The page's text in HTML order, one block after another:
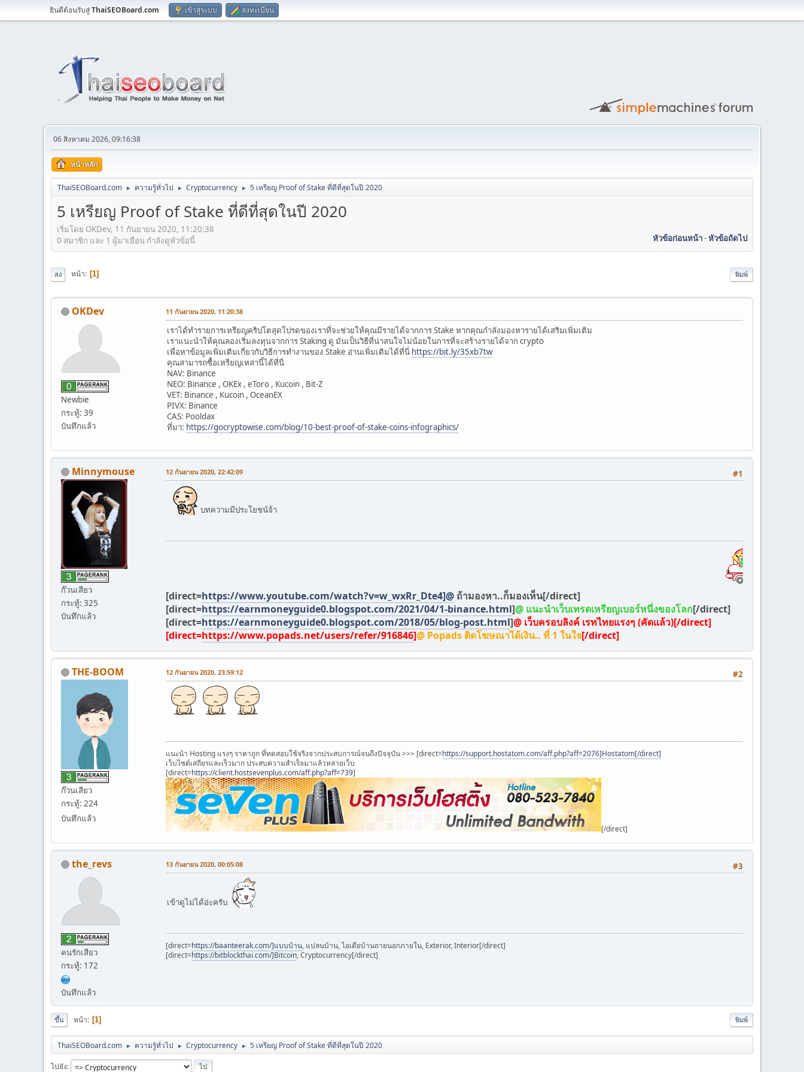
ยินดีต้อนรับสู่ThaiSEOBoard.com เข้าสู่ระบบ ลงทะเบียน
06 สิงหาคม 2026, 09:16:38
หน้าหลัก
ThaiSEOBoard.com ► ความรู้ทั่วไป ► Cryptocurrency ► 5 เหรียญ Proof of Stake ที่ดีที่สุดในปี 2020
5 เหรียญ Proof of Stake ที่ดีที่สุดในปี 2020
เริ่มโดย OKDev, 11 กันยายน 2020, 11:20:38
หัวข้อก่อนหน้า-หัวข้อถัดไป
0 สมาชิก และ 1 ผู้มาเยือน กำลังดูหัวข้อนี้
พิมพ์
ลง หน้า 1
OKDev
Newbie
กระทู้: 39
บันทึกแล้ว
11 กันยายน 2020, 11:20:38
เราได้ทำรายการเหรียญคริปโตสุดโปรดของเราที่จะช่วยให้คุณมีรายได้จากการ Stake หากคุณกำลังมองหารายได้เสริมเพิ่มเติม
เราแนะนำให้คุณลองเริ่มลงทุนจากการ Staking ดู มันเป็นวิธีที่น่าสนใจไม่น้อยในการที่จะสร้างรายได้จาก crypto
เพื่อหาข้อมูลเพิ่มเติมเกี่ยวกับวิธีการทำงานของ Stake อ่านเพิ่มเติมได้ที่นี่ https://bit.ly/35xb7tw
คุณสามารถซื้อเหรียญเหล่านี้ได้ที่นี่
NAV: Binance
NEO: Binance , OKEx , eToro , Kucoin , Bit-Z
VET: Binance , Kucoin , OceanEX
PIVX: Binance
CAS: Pooldax
ที่มา: https://gocryptowise.com/blog/10-best-proof-of-stake-coins-infographics/
Minnymouse
ก๊วนเสียว
กระทู้: 325
บันทึกแล้ว
#1
12 กันยายน 2020, 22:42:09
บทความมีประโยชน์จ้า
[direct=https://www.youtube.com/watch?v=w_wxRr_Dte4]@ ถ้ามองหา..ก็มองเห็น[/direct]
[direct=https://earnmoneyguide0.blogspot.com/2021/04/1-binance.html]@ แนะนำเว็บเทรดเหรียญเบอร์หนึ่งของโลก[/direct]
[direct=https://earnmoneyguide0.blogspot.com/2018/05/blog-post.html]@ เว็บครอบลิงค์ เรทไทยแรงๆ (คัดแล้ว)[/direct]
[direct=https://www.popads.net/users/refer/916846]@ Popads ติดโฆษณาได้เงิน.. ที่ 1 ในใจ[/direct]
THE-BOOM
ก๊วนเสียว
กระทู้: 224
บันทึกแล้ว
#2
12 กันยายน 2020, 23:59:12
แนะนำ Hosting แรงๆ ราคาถูก ที่ทดสอบใช้จริงจากประสบการณ์จนถึงปัจจุบัน >>> [direct=https://support.hostatom.com/aff.php?aff=2076]Hostatom[/direct]
เว็บไซต์เสถียรและเร็วมาก ประสบความสำเร็จมาแล้วหลายเว็บ
[direct=https://client.hostsevenplus.com/aff.php?aff=739]
[/direct]
the_revs
คนรักเสียว
กระทู้: 172
บันทึกแล้ว
#3
13 กันยายน 2020, 00:05:08
เข้าดูไม่ได้อ่ะครับ
[direct=https://baanteerak.com/]แบบบ้าน, แปลนบ้าน, ไอเดียบ้านถายนอกภายใน, Exterior, Interior[/direct]
[direct=https://bitblockthai.com/]Bitcoin, Cryptocurrency[/direct]
พิมพ์
ขึ้น หน้า 1
ThaiSEOBoard.com ► ความรู้ทั่วไป ► Cryptocurrency ► 5 เหรียญ Proof of Stake ที่ดีที่สุดในปี 2020
ไปยัง